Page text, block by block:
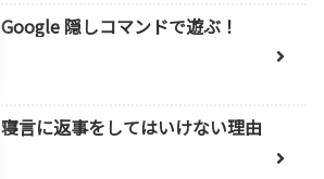
Google 隠しコマンドで遊ぶ！
寝言に返事をしてはいけない理由